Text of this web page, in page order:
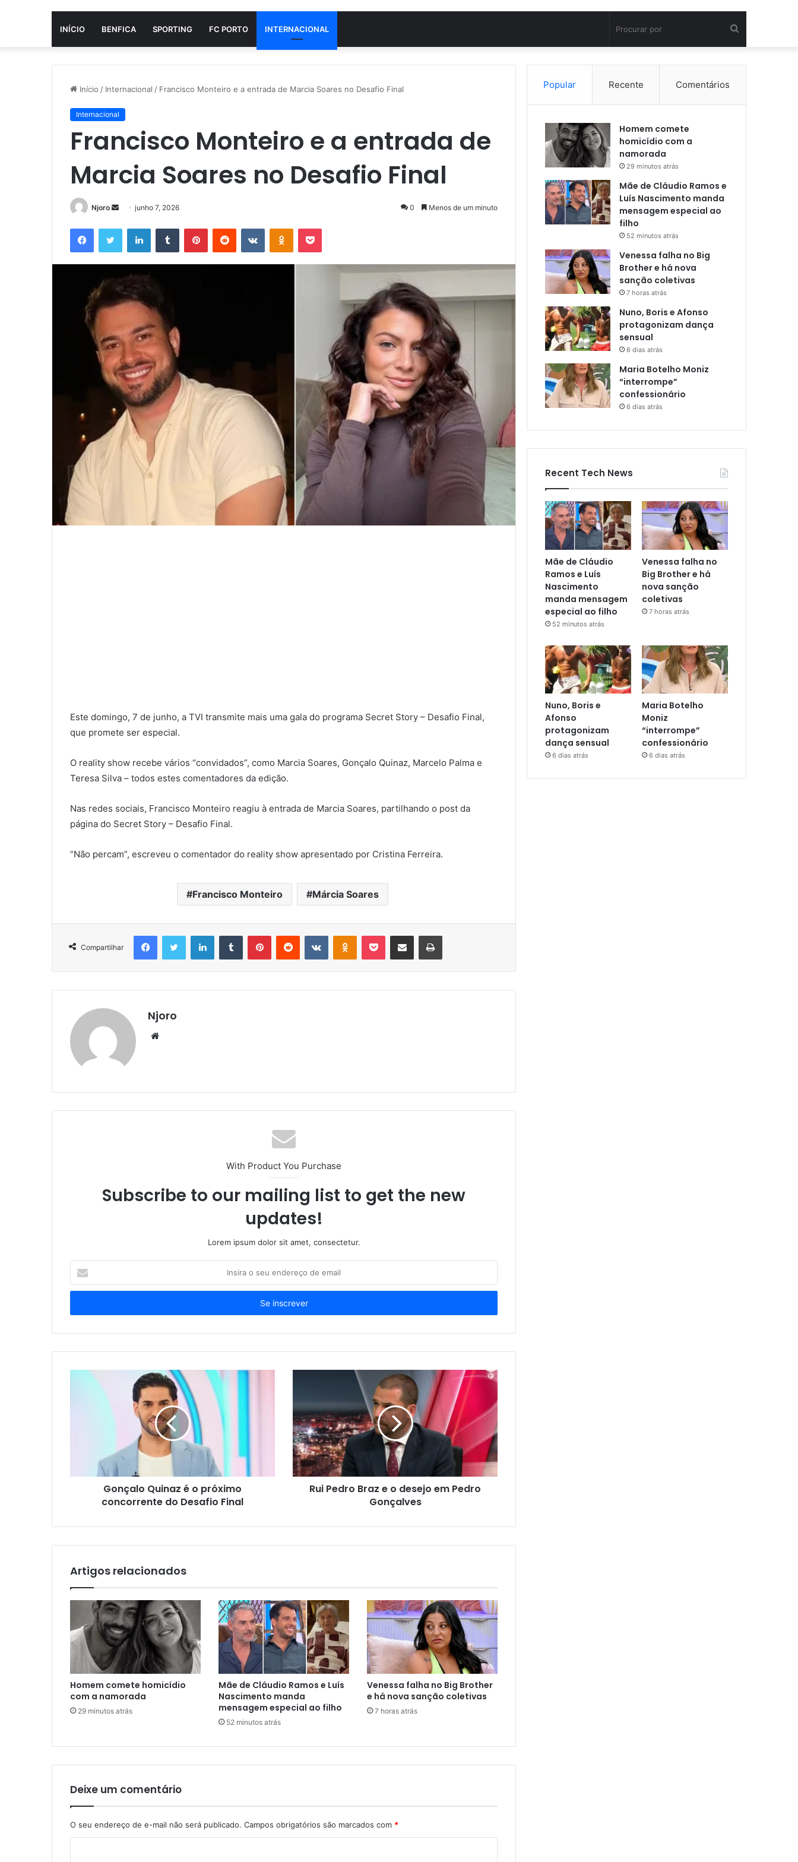
INÍCIO BENFICA SPORTING FC PORTO INTERNACIONAL
por
Início / Internacional / Francisco Monteiro e a entrada de Marcia Soares no Desafio Final
Internacional
Francisco Monteiro e a entrada de
Marcia Soares no Desafio Final
Njoro
Mande
mail
junho 7, 2026 0 Menos de um minuto
FacebookTwitter LinkedinTumblr PinterestReddit VK OK Pocket
Este domingo, 7 de junho, a TVI transmite mais uma gala do programa Secret Story – Desafio Final,
que promete ser especial.
O reality show recebe vários “convidados”, como Marcia Soares, Gonçalo Quinaz, Marcelo Palma e
Teresa Silva – todos estes comentadores da edição.
Nas redes sociais, Francisco Monteiro reagiu à entrada de Marcia Soares, partilhando o post da
página do Secret Story – Desafio Final.
“Não percam”, escreveu o comentador do reality show apresentado por Cristina Ferreira.
Francisco Monteiro Márcia Soares
Compartilhar
FacebookTwitter LinkedinTumblr PinterestReddit VK OK Pocket Compartilhar via e-mail Imprimir
Njoro
Website
With Product You Purchase
Subscribe to our mailing list to get the new
updates!
Lorem ipsum dolor sit amet, consectetur.
seu
de
Gonçalo Quinaz é o próximo
concorrente do Desafio Final
Rui Pedro Braz e o desejo em Pedro
Gonçalves
Artigos relacionados
Homem comete homicídio
com a namorada
29 minutos atrás
Mãe de Cláudio Ramos e Luís
Nascimento manda
mensagem especial ao filho
52 minutos atrás
Venessa falha no Big Brother
e há nova sanção coletivas
7 horas atrás
Deixe um comentário
O seu endereço de e-mail não será publicado. Campos obrigatórios são marcados com *
Popular Recente Comentários
Homem comete
homicídio com a
namorada
29 minutos atrás
Mãe de Cláudio Ramos e
Luís Nascimento manda
mensagem especial ao
filho
52 minutos atrás
Venessa falha no Big
Brother e há nova
sanção coletivas
7 horas atrás
Nuno, Boris e Afonso
protagonizam dança
sensual
6 dias atrás
Maria Botelho Moniz
“interrompe”
confessionário
6 dias atrás
Recent Tech News
Mãe de Cláudio
Ramos e Luís
Nascimento
manda mensagem
especial ao filho
52 minutos atrás
Venessa falha no
Big Brother e há
nova sanção
coletivas
7 horas atrás
Nuno, Boris e
Afonso
protagonizam
dança sensual
6 dias atrás
Maria Botelho
Moniz
“interrompe”
confessionário
6 dias atrás